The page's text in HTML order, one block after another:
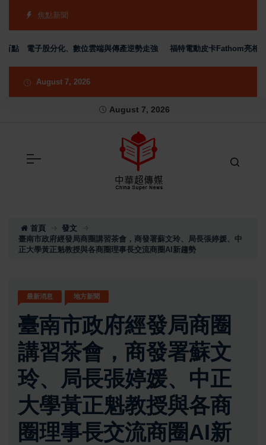
焦點新聞
股分化、數位雲端與傳產逆勢走強 福特電動皮卡Fathom亮相 不到3
August 7, 2026
August 7, 2026
首頁
發文
臺南市政府經發局商圈講習茶會，商發署蘇文玲、局長張婷媛、中
正大學黃正魁教授與各商圈理事長交流商圈AI新趨勢
最新消息 地方新聞
臺南市政府經發局商圈
講習茶會，商發署蘇文
玲、局長張婷媛、中正
大學黃正魁教授與各商
圈理事長交流商圈AI新